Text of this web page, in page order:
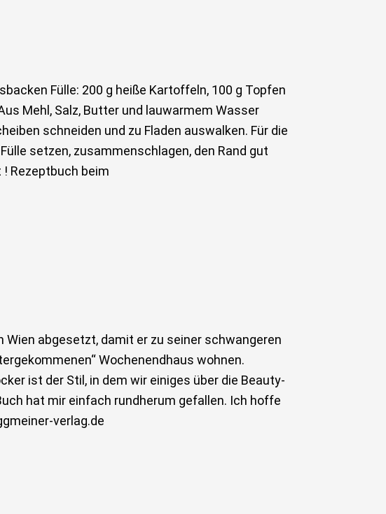
Fülle: 200 g heiße Kartoffeln, 100 g Topfen
Mehl, Salz, Butter und lauwarmem Wasser
schneiden und zu Fladen auswalken. Für die
setzen, zusammenschlagen, den Rand gut
Rezeptbuch beim
Wien abgesetzt, damit er zu seiner schwangeren
Wochenendhaus wohnen.
ist der Stil, in dem wir einiges über die Beauty-
hat mir einfach rundherum gefallen. Ich hoffe
verlag.de